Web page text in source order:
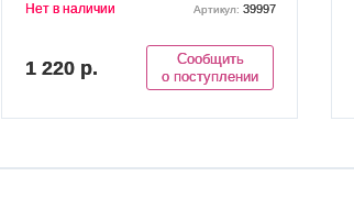
Нет в наличии Артикул: 39997
1 220 р.
Сообщить
о поступлении